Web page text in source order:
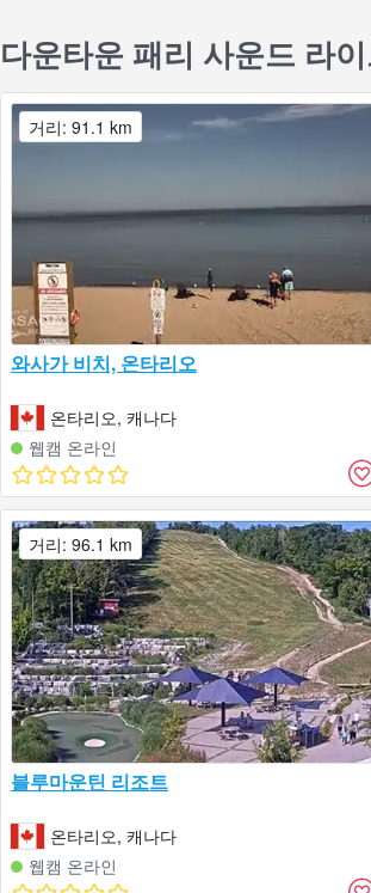
다운타운 패리 사운드 라
와사가 비치, 온타리오
온타리오, 캐나다
웹캠 온라인
거리: 91.1 km
블루마운틴 리조트
온타리오, 캐나다
웹캠 온라인
거리: 96.1 km